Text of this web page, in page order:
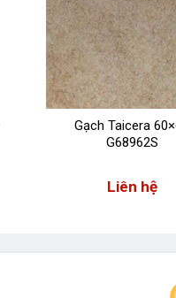
Gạch Taicera
G68962S
Liên hệ